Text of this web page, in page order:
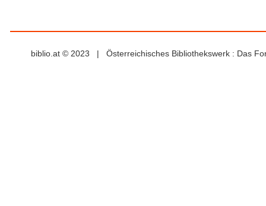
biblio.at © 2023 | Österreichisches Bibliothekswerk : Das